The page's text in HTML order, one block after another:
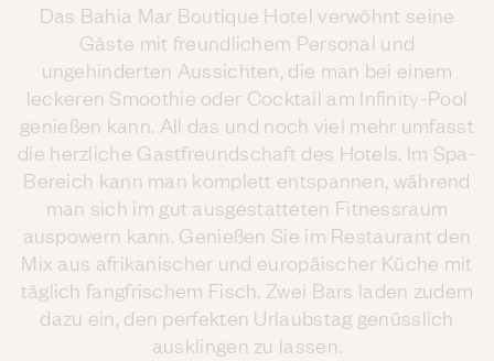
Das Bahia Mar Boutique Hotel verwöhnt seine
Gäste mit freundlichem Personal und
ungehinderten Aussichten, die man bei einem
leckeren Smoothie oder Cocktail am Infinity-Pool
genießen kann. All das und noch viel mehr umfasst
die herzliche Gastfreundschaft des Hotels. Im Spa-
Bereich kann man komplett entspannen, während
man sich im gut ausgestatteten Fitnessraum
auspowern kann. Genießen Sie im Restaurant den
Mix aus afrikanischer und europäischer Küche mit
täglich fangfrischem Fisch. Zwei Bars laden zudem
dazu ein, den perfekten Urlaubstag genüsslich
ausklingen zu lassen.